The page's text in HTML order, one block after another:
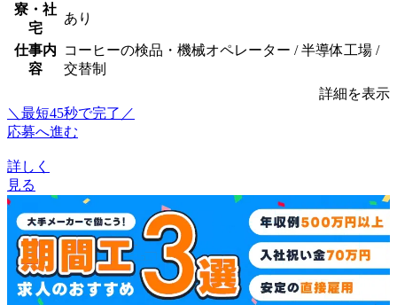
寮・社
宅
あり
仕事内
容
コーヒーの検品・機械オペレーター / 半導体工場 /
交替制
詳細を表示
＼最短45秒で完了／
応募へ進む
詳しく
見る